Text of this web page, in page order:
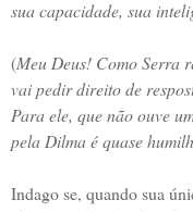
sua capacidade, sua
(Meu Deus! Como Serra
vai pedir direito de
Para ele, que não ouve
pela Dilma é quase
Indago se, quando sua